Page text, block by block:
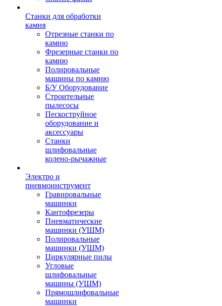
Станки для обработки
камня
Отрезные станки по
камню
Фрезерные станки по
камню
Полировальные
машины по камню
Б/У Оборудование
Строительные
пылесосы
Пескоструйное
оборудование и
аксессуары
Станки
шлифовальные
колено-рычажные
Электро и
пневмоинструмент
Гравировальные
машинки
Кантофрезеры
Пневматические
машинки (УШМ)
Полировальные
машинки (УШМ)
Циркулярные пилы
Угловые
шлифовальные
машины (УШМ)
Прямошлифовальные
машинки